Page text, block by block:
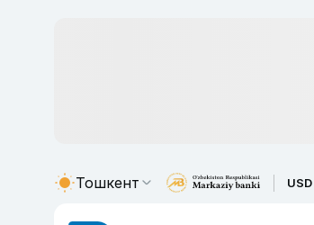
Тошкент USD